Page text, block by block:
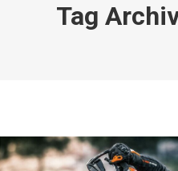
Tag